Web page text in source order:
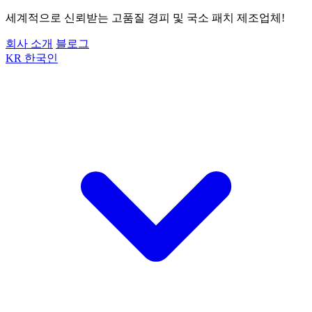
세계적으로 신뢰받는 고품질 경피 및 국소 패치 제조업체!
회사 소개 블로그
KR 한국인